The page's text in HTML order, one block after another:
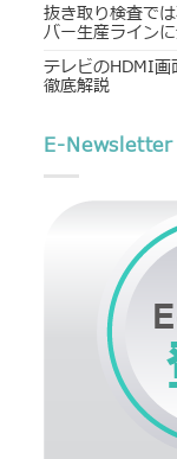
抜き取り検査で
バー生産ライン
テレビのHDMI画
徹底解説
E-Newsletter